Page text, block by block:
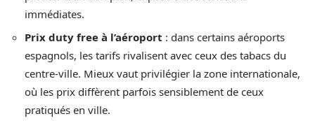
immédiates.
Prix duty free à l’aéroport : dans certains aéroports
espagnols, les tarifs rivalisent avec ceux des tabacs du
centre-ville. Mieux vaut privilégier la zone internationale,
où les prix diffèrent parfois sensiblement de ceux
pratiqués en ville.